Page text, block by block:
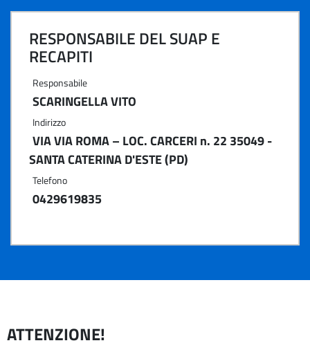
RESPONSABILE DEL SUAP E
RECAPITI
Responsabile
SCARINGELLA VITO
Indirizzo
VIA VIA ROMA – LOC. CARCERI n. 22 35049 -
SANTA CATERINA D'ESTE (PD)
Telefono
0429619835
ATTENZIONE!